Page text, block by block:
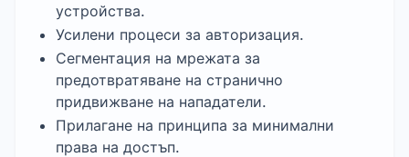
устройства.
Усилени процеси за авторизация.
Сегментация на мрежата за
предотвратяване на странично
придвижване на нападатели.
Прилагане на принципа за минимални
права на достъп.